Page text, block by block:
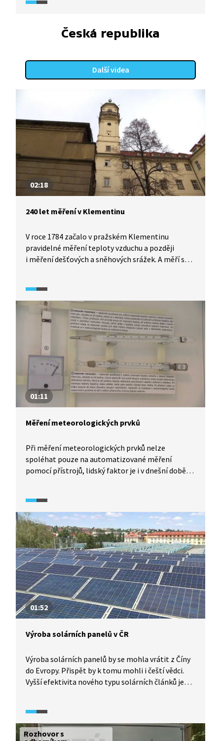
na světě. Proč je právě toto místo ideální
dalšího, se dozvíme v následující reportáži.
Česká republika
Další videa
02:18
240 let měření v Klementinu
V roce 1784 začalo v pražském Klementinu
pravidelné měření teploty vzduchu a později
i měření dešťových a sněhových srážek. A měří se
240. výročí svého fungování.
01:11
Měření meteorologických prvků
Při měření meteorologických prvků nelze
spoléhat pouze na automatizované měření
pomocí přístrojů, lidský faktor je i v dnešní době
u nás, dohlednost nebo typ srážek musí rozlišit
a udat do zprávy pozorovatel.
01:52
Výroba solárních panelů v ČR
Výroba solárních panelů by se mohla vrátit z Číny
do Evropy. Přispět by k tomu mohli i čeští vědci.
Vyšší efektivita nového typu solárních článků je
z Fyzikálního ústavu Akademie věd. Jak vědci
vylepšili na první pohled běžné fotovoltaické
články?
Rozhovor s